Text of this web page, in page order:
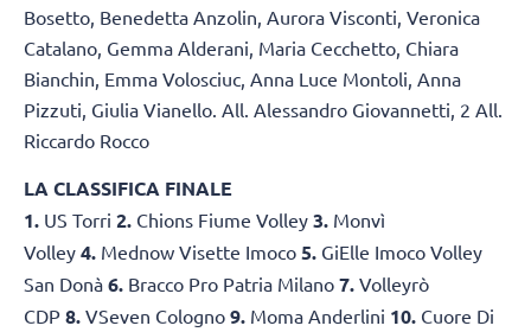
Bosetto, Benedetta Anzolin, Aurora Visconti, Veronica
Catalano, Gemma Alderani, Maria Cecchetto, Chiara
Bianchin, Emma Volosciuc, Anna Luce Montoli, Anna
Pizzuti, Giulia Vianello. All. Alessandro Giovannetti, 2 All.
Riccardo Rocco
LA CLASSIFICA FINALE
1. US Torri 2. Chions Fiume Volley 3. Monvì
Volley 4. Mednow Visette Imoco 5. GiElle Imoco Volley
San Donà 6. Bracco Pro Patria Milano 7. Volleyrò
CDP 8. VSeven Cologno 9. Moma Anderlini 10. Cuore Di